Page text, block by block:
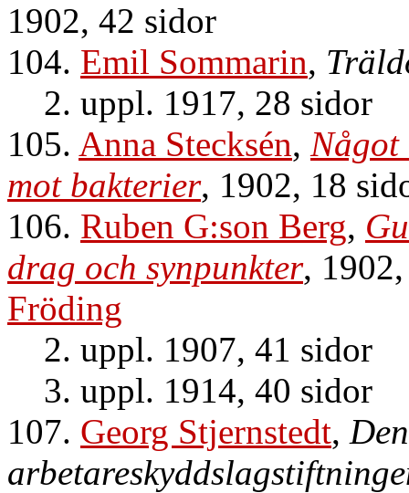
1902, 42 sidor
104. Emil Sommarin,
2. uppl. 1917, 28 sidor
105. Anna Stecksén, Något
mot bakterier, 1902, 18
106. Ruben G:son Berg,
drag och synpunkter,
Fröding
2. uppl. 1907, 41 sidor
3. uppl. 1914, 40 sidor
107. Georg Stjernstedt,